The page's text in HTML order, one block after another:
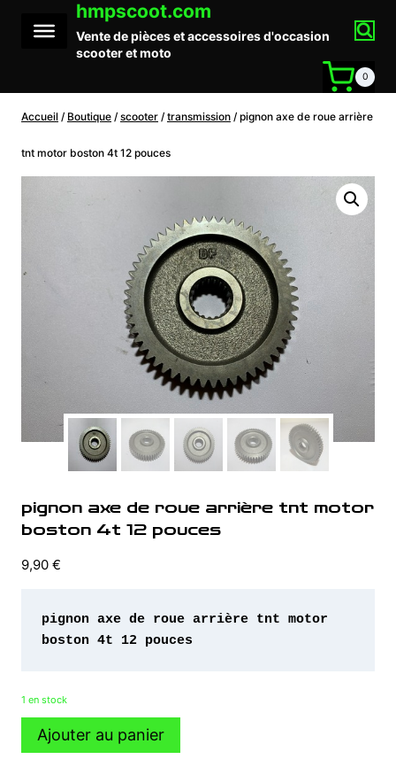
contenu
hmpscoot.com
Vente de pièces et accessoires d'occasion
scooter et moto
0
Accueil / Boutique / scooter / transmission / pignon axe de roue arrière
tnt motor boston 4t 12 pouces
pignon axe de roue arrière tnt motor
boston 4t 12 pouces
9,90 €
pignon axe de roue arrière tnt motor
boston 4t 12 pouces
1 en stock
quantité
Ajouter au panier